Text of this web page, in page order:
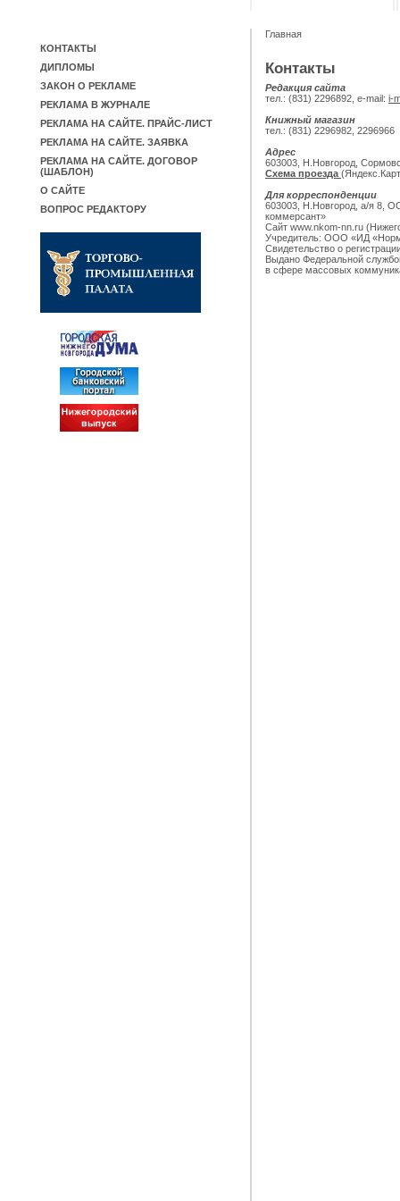
КОНТАКТЫ
ДИПЛОМЫ
ЗАКОН О РЕКЛАМЕ
РЕКЛАМА В ЖУРНАЛЕ
РЕКЛАМА НА САЙТЕ. ПРАЙС-ЛИСТ
РЕКЛАМА НА САЙТЕ. ЗАЯВКА
РЕКЛАМА НА САЙТЕ. ДОГОВОР
(ШАБЛОН)
О САЙТЕ
ВОПРОС РЕДАКТОРУ
Главная
Контакты
Редакция сайта
тел.: (831) 2296892, e-mail: i-
Книжный магазин
тел.: (831) 2296982, 2296966
Адрес
603003, Н.Новгород,
Схема проезда
Для корреспонденции
603003, Н.Новгород, а/я 8,
коммерсант»
Сайт www.nkom-nn.ru
Учредитель: ООО «ИД
Свидетельство о
Выдано Федеральной
в сфере массовых